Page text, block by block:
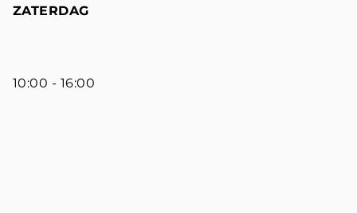
ZATERDAG
10:00 - 16:00